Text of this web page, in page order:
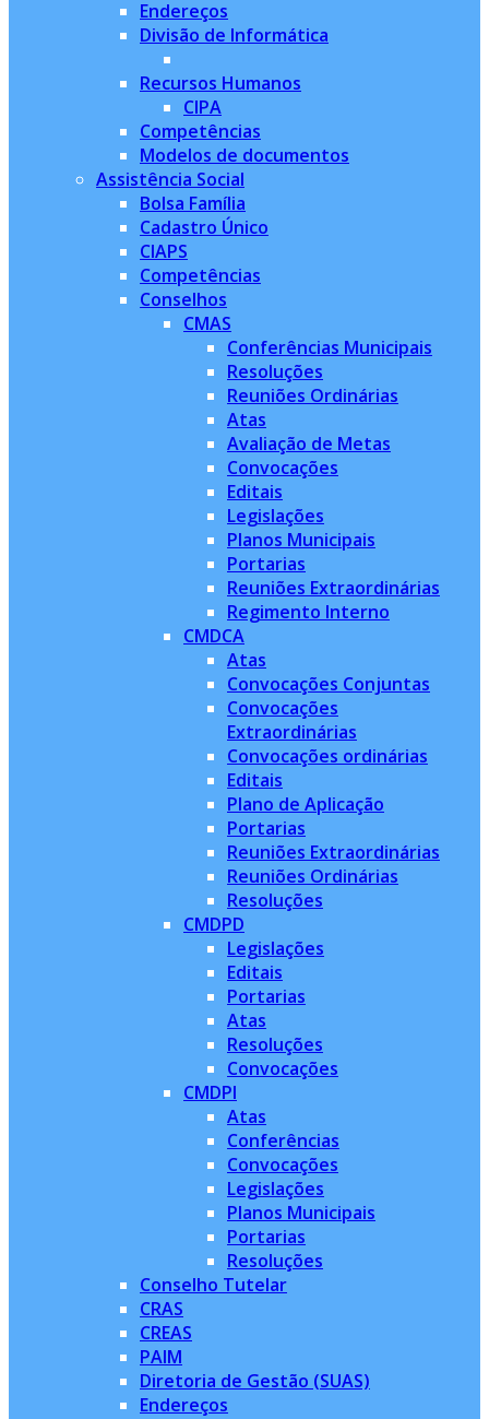
Endereços
Divisão de Informática
Recursos Humanos
CIPA
Competências
Modelos de documentos
Assistência Social
Bolsa Família
Cadastro Único
CIAPS
Competências
Conselhos
CMAS
Conferências Municipais
Resoluções
Reuniões Ordinárias
Atas
Avaliação de Metas
Convocações
Editais
Legislações
Planos Municipais
Portarias
Reuniões Extraordinárias
Regimento Interno
CMDCA
Atas
Convocações Conjuntas
Convocações
Extraordinárias
Convocações ordinárias
Editais
Plano de Aplicação
Portarias
Reuniões Extraordinárias
Reuniões Ordinárias
Resoluções
CMDPD
Legislações
Editais
Portarias
Atas
Resoluções
Convocações
CMDPI
Atas
Conferências
Convocações
Legislações
Planos Municipais
Portarias
Resoluções
Conselho Tutelar
CRAS
CREAS
PAIM
Diretoria de Gestão (SUAS)
Endereços